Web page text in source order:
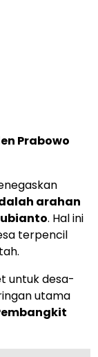
Prabowo
arahan
. Hal ini
terpencil
untuk desa-
utama